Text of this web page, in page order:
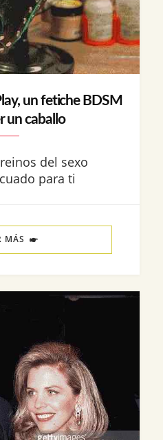
un fetiche BDSM
un caballo
del sexo
para ti
MÁS